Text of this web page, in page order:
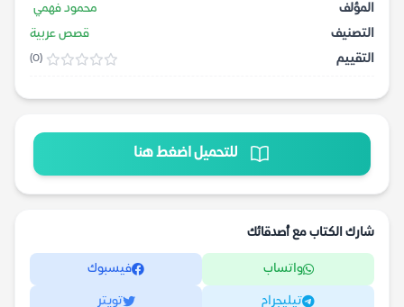
المؤلف
محمود فهمي
التصنيف
قصص عربية
التقييم
(0)
للتحميل اضغط هنا
شارك الكتاب مع أصدقائك
واتساب فيسبوك
تيليجرام تويتر